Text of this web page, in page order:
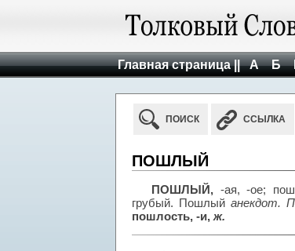
Главная страница || А Б
ПОИСК ССЫЛКА
ПОШЛЫЙ
ПОШЛЫЙ, -ая, -ое;
грубый. Пошлый анекдот.
пошлость, -и, ж.